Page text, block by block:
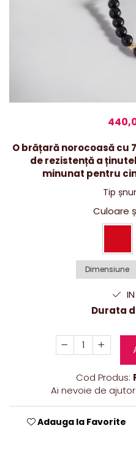
O brățară norocoasă cu
de rezistență a
minunat pentru
Tip șnur
Culoare
Durata
Cod Produs:
Ai nevoie de
Adauga la Favorite